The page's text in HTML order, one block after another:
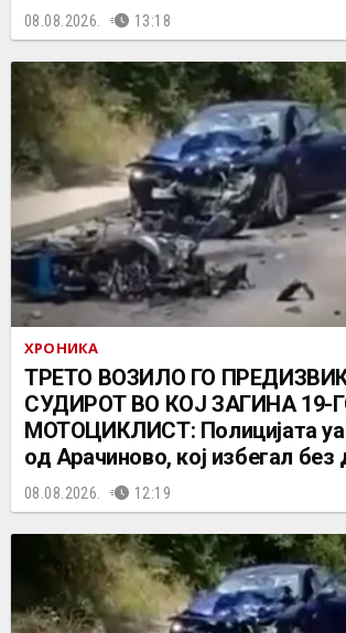
08.08.2026. 13:18
ХРОНИКА
ТРЕТО ВОЗИЛО ГО
СУДИРОТ ВО КОЈ ЗАГИНА
МОТОЦИКЛИСТ: Полицијата
од Арачиново, кој избегал
08.08.2026. 12:19